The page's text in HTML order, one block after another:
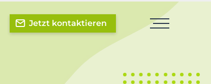
Jetzt kontaktieren